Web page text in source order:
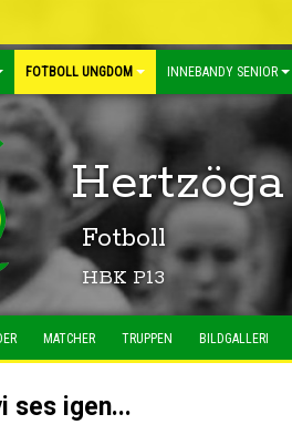
FOTBOLL UNGDOM INNEBANDY SENIOR
Fotboll
HBK P13
MATCHER TRUPPEN BILDGALLERI
ses igen...